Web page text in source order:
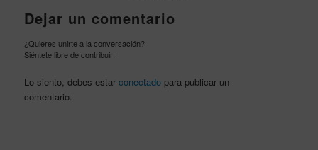
Dejar un comentario
¿Quieres unirte a la conversación?
Siéntete libre de contribuir!
Lo siento, debes estar conectadopara publicar un
comentario.